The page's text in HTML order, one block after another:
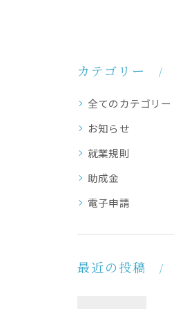
カテゴリー
全てのカテゴリー
お知らせ
就業規則
助成金
電子申請
最近の投稿